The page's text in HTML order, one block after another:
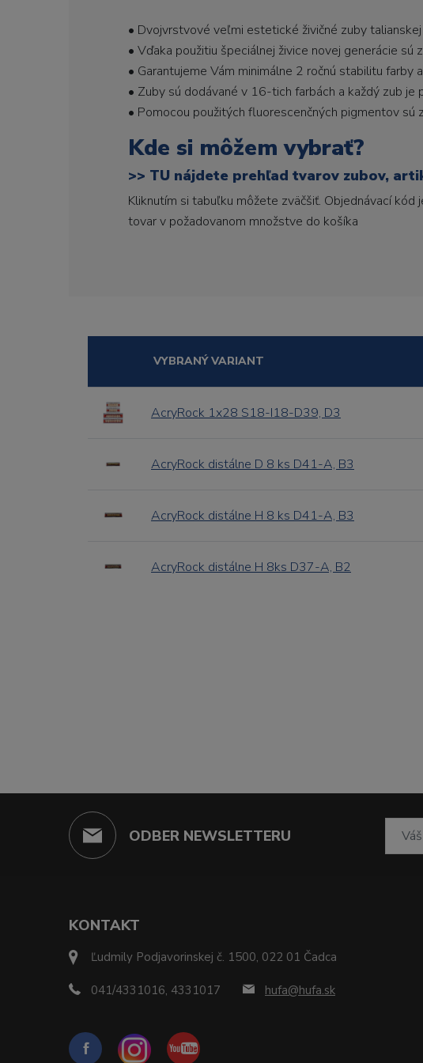
• Dvojvrstvové veľmi estetické živičné zuby
• Vďaka použitiu špeciálnej živice novej generácie
• Garantujeme Vám minimálne 2 ročnú stabilitu farby
• Zuby sú dodávané v 16-tich farbách a každý zub
• Pomocou použitých fluorescenčných pigmentov sú
Kde si môžem vybrať?
>> TU nájdete prehľad tvarov zubov,
Kliknutím si tabuľku môžete zväčšiť. Objednávací
tovar v požadovanom množstve do košíka
VYBRANÝ VARIANT
AcryRock 1x28 S18-I18-D39, D3
AcryRock distálne D 8 ks D41-A, B3
AcryRock distálne H 8 ks D41-A, B3
AcryRock distálne H 8ks D37-A, B2
ODBER NEWSLETTERU
KONTAKT
Ľudmily Podjavorinskej č. 1500, 022 01 Čadca
041/4331016, 4331017 hufa@hufa.sk